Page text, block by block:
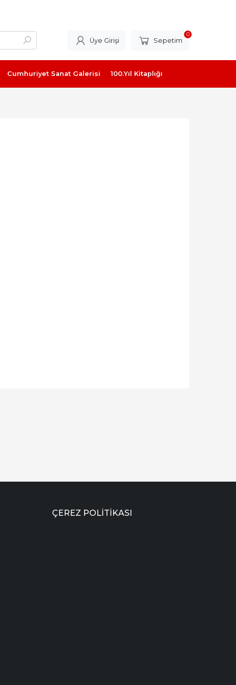
Üye Girişi Sepetim
0
Cumhuriyet Sanat Galerisi 100.Yıl Kitaplığı
ÇEREZ POLITIKASI